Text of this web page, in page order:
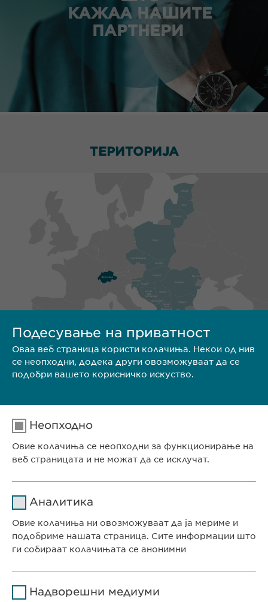
КАЖАА НАШИТЕ
ПАРТНЕРИ
ТЕРИТОРИЈА
Евофарма АГ Претставништво Скопје
Подесување на приватност
Оваа веб страница користи колачиња. Некои од нив
се неопходни, додека други овозможуваат да се
подобри вашето корисничко искуство.
Неопходно
Овие колачиња се неопходни за функционирање на
веб страницата и не можат да се исклучат.
sgalinski
Времетраење
Цел
согласност за колачиња
Аналитика
Овие колачиња ни овозможуваат да ја мериме и
подобриме нашата страница. Сите информации што
ги собираат колачињата се анонимни
Надворешни медиуми